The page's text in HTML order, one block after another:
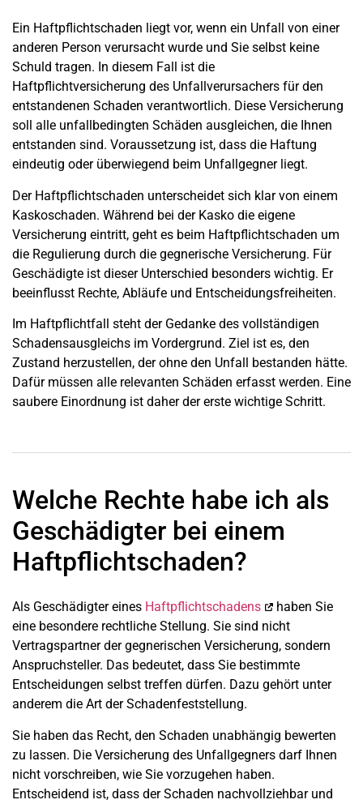
Ein Haftpflichtschaden liegt vor, wenn ein Unfall von einer
anderen Person verursacht wurde und Sie selbst keine
Schuld tragen. In diesem Fall ist die
Haftpflichtversicherung des Unfallverursachers für den
entstandenen Schaden verantwortlich. Diese Versicherung
soll alle unfallbedingten Schäden ausgleichen, die Ihnen
entstanden sind. Voraussetzung ist, dass die Haftung
eindeutig oder überwiegend beim Unfallgegner liegt.
Der Haftpflichtschaden unterscheidet sich klar von einem
Kaskoschaden. Während bei der Kasko die eigene
Versicherung eintritt, geht es beim Haftpflichtschaden um
die Regulierung durch die gegnerische Versicherung. Für
Geschädigte ist dieser Unterschied besonders wichtig. Er
beeinflusst Rechte, Abläufe und Entscheidungsfreiheiten.
Im Haftpflichtfall steht der Gedanke des vollständigen
Schadensausgleichs im Vordergrund. Ziel ist es, den
Zustand herzustellen, der ohne den Unfall bestanden hätte.
Dafür müssen alle relevanten Schäden erfasst werden. Eine
saubere Einordnung ist daher der erste wichtige Schritt.
Welche Rechte habe ich als
Geschädigter bei einem
Haftpflichtschaden?
Als Geschädigter eines Haftpflichtschadens
haben Sie
eine besondere rechtliche Stellung. Sie sind nicht
Vertragspartner der gegnerischen Versicherung, sondern
Anspruchsteller. Das bedeutet, dass Sie bestimmte
Entscheidungen selbst treffen dürfen. Dazu gehört unter
anderem die Art der Schadenfeststellung.
Sie haben das Recht, den Schaden unabhängig bewerten
zu lassen. Die Versicherung des Unfallgegners darf Ihnen
nicht vorschreiben, wie Sie vorzugehen haben.
Entscheidend ist, dass der Schaden nachvollziehbar und